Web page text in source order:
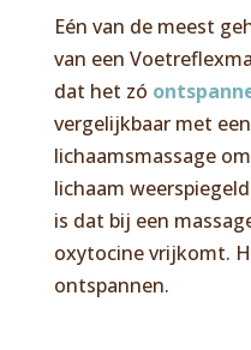
Eén van de meest
van een
dat het zó
vergelijkbaar met
lichaamsmassage
lichaam
is dat bij een
oxytocine vrijkomt.
ontspannen.